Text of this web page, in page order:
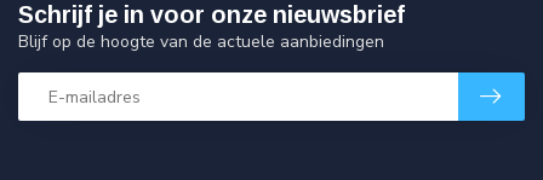
Schrijf je in voor onze nieuwsbrief
Blijf op de hoogte van de actuele aanbiedingen